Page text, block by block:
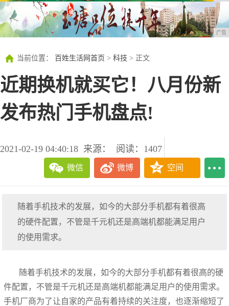
广告
当前位置： 百姓生活网首页 > 科技 > 正文
近期换机就买它！八月份新
发布热门手机盘点!
2021-02-19 04:40:18 来源： 阅读：1407
微信 微博 空间
随着手机技术的发展，如今的大部分手机都有着很高
的硬件配置，不管是千元机还是高端机都能满足用户
的使用需求。
随着手机技术的发展，如今的大部分手机都有着很高的硬
件配置，不管是千元机还是高端机都能满足用户的使用需求。
手机厂商为了让自家的产品有着持续的关注度，也逐渐缩短了